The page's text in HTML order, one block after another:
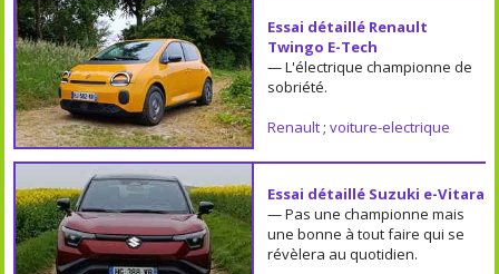
Essai détaillé Renault
Twingo E-Tech
— L'électrique championne de
sobriété.
Renault; voiture-electrique
Essai détaillé Suzuki e-Vitara
— Pas une championne mais
une bonne à tout faire qui se
révèlera au quotidien.